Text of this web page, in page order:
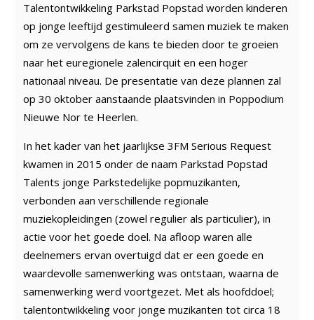
Talentontwikkeling Parkstad Popstad worden kinderen
op jonge leeftijd gestimuleerd samen muziek te maken
om ze vervolgens de kans te bieden door te groeien
naar het euregionele zalencirquit en een hoger
nationaal niveau. De presentatie van deze plannen zal
op 30 oktober aanstaande plaatsvinden in Poppodium
Nieuwe Nor te Heerlen.
In het kader van het jaarlijkse 3FM Serious Request
kwamen in 2015 onder de naam Parkstad Popstad
Talents jonge Parkstedelijke popmuzikanten,
verbonden aan verschillende regionale
muziekopleidingen (zowel regulier als particulier), in
actie voor het goede doel. Na afloop waren alle
deelnemers ervan overtuigd dat er een goede en
waardevolle samenwerking was ontstaan, waarna de
samenwerking werd voortgezet. Met als hoofddoel;
talentontwikkeling voor jonge muzikanten tot circa 18